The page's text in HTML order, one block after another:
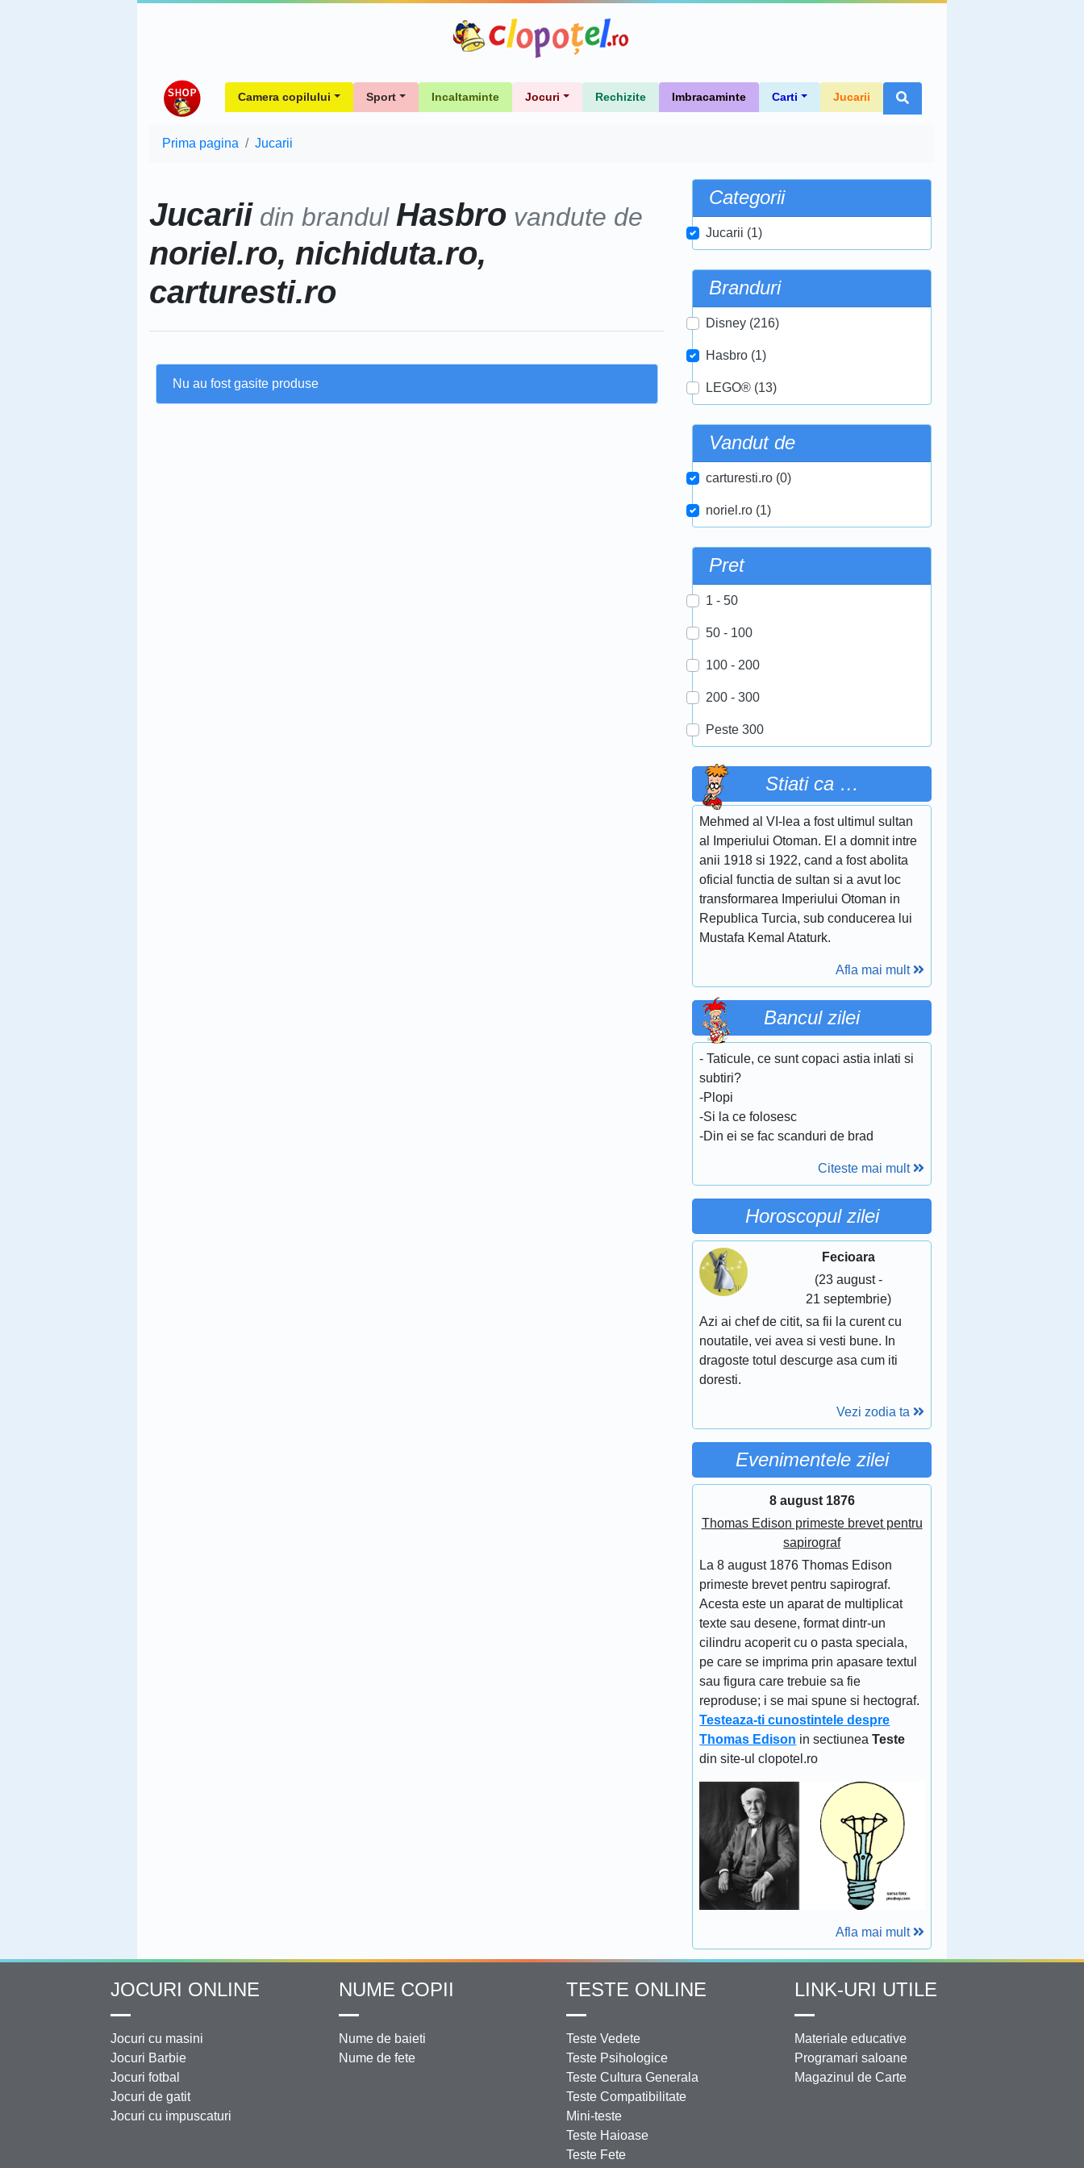
Camera copilului Sport Incaltaminte Jocuri Rechizite Imbracaminte Carti Jucarii
Prima pagina Jucarii
Jucarii din brandul Hasbro vandute de
noriel.ro, nichiduta.ro,
carturesti.ro
Nu au fost gasite produse
Categorii
Jucarii (1)
Branduri
Disney (216)
Hasbro (1)
LEGO® (13)
Vandut de
carturesti.ro (0)
noriel.ro (1)
Pret
1 - 50
50 - 100
100 - 200
200 - 300
Peste 300
Stiati ca …
Mehmed al VI-lea a fost ultimul sultan
al Imperiului Otoman. El a domnit intre
anii 1918 si 1922, cand a fost abolita
oficial functia de sultan si a avut loc
transformarea Imperiului Otoman in
Republica Turcia, sub conducerea lui
Mustafa Kemal Ataturk.
Afla mai mult
Bancul zilei
- Taticule, ce sunt copaci astia inlati si
subtiri?
-Plopi
-Si la ce folosesc
-Din ei se fac scanduri de brad
Citeste mai mult
Horoscopul zilei
Fecioara
(23 august -
21 septembrie)
Azi ai chef de citit, sa fii la curent cu
noutatile, vei avea si vesti bune. In
dragoste totul descurge asa cum iti
doresti.
Vezi zodia ta
Evenimentele zilei
8 august 1876
Thomas Edison primeste brevet pentru
sapirograf
La 8 august 1876 Thomas Edison
primeste brevet pentru sapirograf.
Acesta este un aparat de multiplicat
texte sau desene, format dintr-un
cilindru acoperit cu o pasta speciala,
pe care se imprima prin apasare textul
sau figura care trebuie sa fie
reproduse; i se mai spune si hectograf.
Testeaza-ti cunostintele despre
Thomas Edison in sectiuneaTeste
din site-ul clopotel.ro
Afla mai mult
JOCURI ONLINE
Jocuri cu masini
Jocuri Barbie
Jocuri fotbal
Jocuri de gatit
Jocuri cu impuscaturi
NUME COPII
Nume de baieti
Nume de fete
TESTE ONLINE
Teste Vedete
Teste Psihologice
Teste Cultura Generala
Teste Compatibilitate
Mini-teste
Teste Haioase
Teste Fete
LINK-URI UTILE
Materiale educative
Programari saloane
Magazinul de Carte